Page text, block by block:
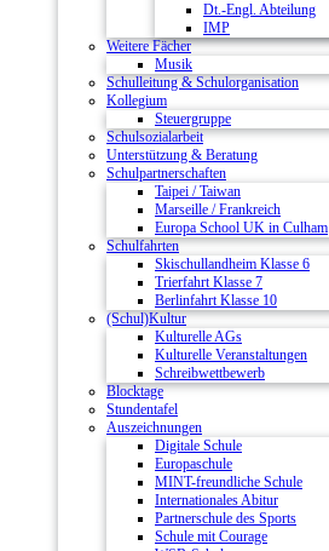
Dt.-Engl. Abteilung
IMP
Weitere Fächer
Musik
Schulleitung & Schulorganisation
Kollegium
Steuergruppe
Schulsozialarbeit
Unterstützung & Beratung
Schulpartnerschaften
Taipei / Taiwan
Marseille / Frankreich
Europa School UK in Culham
Schulfahrten
Skischullandheim Klasse 6
Trierfahrt Klasse 7
Berlinfahrt Klasse 10
(Schul)Kultur
Kulturelle AGs
Kulturelle Veranstaltungen
Schreibwettbewerb
Blocktage
Stundentafel
Auszeichnungen
Digitale Schule
Europaschule
MINT-freundliche Schule
Internationales Abitur
Partnerschule des Sports
Schule mit Courage